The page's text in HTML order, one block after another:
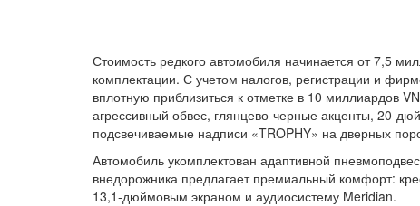
Стоимость редкого автомобиля начинается от 7,5
комплектации. С учетом налогов, регистрации и
вплотную приблизиться к отметке в 10 миллиардов
агрессивный обвес, глянцево-черные акценты, 20-
подсвечиваемые надписи «TROPHY» на дверных
Автомобиль укомплектован адаптивной
внедорожника предлагает премиальный комфорт:
13,1-дюймовым экраном и аудиосистему Meridian.